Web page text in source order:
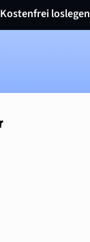
Kostenfrei loslegen